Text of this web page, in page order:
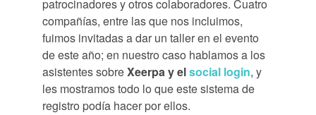
patrocinadores y otros colaboradores. Cuatro
compañías, entre las que nos incluimos,
fuimos invitadas a dar un taller en el evento
de este año; en nuestro caso hablamos a los
asistentes sobreXeerpa y elsocial login, y
les mostramos todo lo que este sistema de
registro podía hacer por ellos.